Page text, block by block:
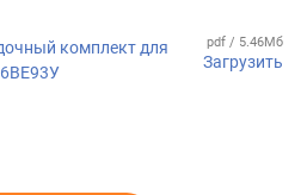
комплект для
pdf / 5.46Мб
Загрузить